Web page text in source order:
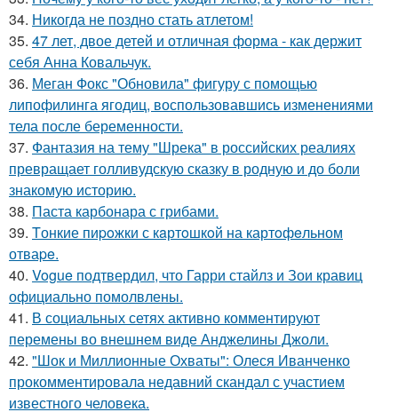
34. Никогда не поздно стать атлетом!
35. 47 лет, двое детей и отличная форма - как держит
себя Анна Ковальчук.
36. Меган Фокс "Обновила" фигуру с помощью
липофилинга ягодиц, воспользовавшись изменениями
тела после беременности.
37. Фантазия на тему "Шрека" в российских реалиях
превращает голливудскую сказку в родную и до боли
знакомую историю.
38. Паста карбонара с грибами.
39. Tонкие пиpoжки с кaртoшкoй на картoфeльном
отваpe.
40. Vogue подтвердил, что Гарри стайлз и Зои кравиц
официально помолвлены.
41. В социальных сетях активно комментируют
перемены во внешнем виде Анджелины Джоли.
42. "Шок и Миллионные Охваты": Олеся Иванченко
прокомментировала недавний скандал с участием
известного человека.